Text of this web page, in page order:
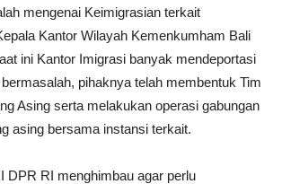
mengenai Keimigrasian terkait
Kantor Wilayah Kemenkumham Bali
ini Kantor Imigrasi banyak mendeportasi
pihaknya telah membentuk Tim
Asing serta melakukan operasi gabungan
asing bersama instansi terkait.
DPR RI menghimbau agar perlu